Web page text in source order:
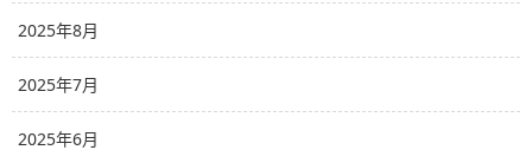
2025年8月
2025年7月
2025年6月